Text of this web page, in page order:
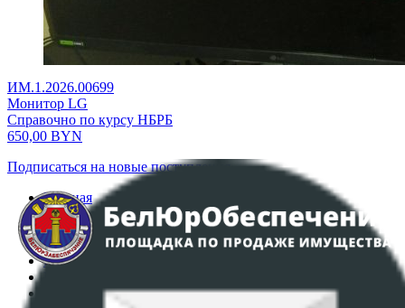
ИМ.1.2026.00699
Монитор LG
Справочно по курсу НБРБ
650,00 BYN
Подписаться на новые поступления
Главная
Аукционы
Интернет-магазин
Регламент организации и проведения торгов
Политика в отношении обработки персональных